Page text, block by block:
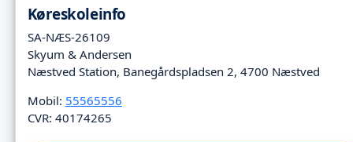
Køreskoleinfo
SA-NÆS-26109
Skyum & Andersen
Næstved Station, Banegårdspladsen 2, 4700 Næstved
Mobil: 55565556
CVR: 40174265